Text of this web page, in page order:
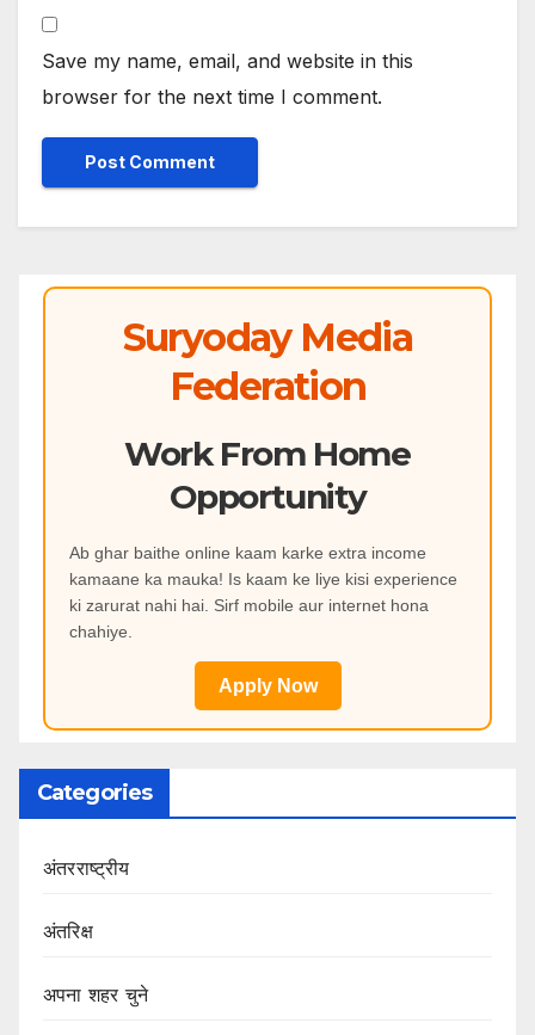
Save my name, email, and website in this
browser for the next time I comment.
Suryoday Media
Federation
Work From Home
Opportunity
Ab ghar baithe online kaam karke extra income
kamaane ka mauka! Is kaam ke liye kisi experience
ki zarurat nahi hai. Sirf mobile aur internet hona
chahiye.
Apply Now
Categories
अंतरराष्ट्रीय
अंतरिक्ष
अपना शहर चुने